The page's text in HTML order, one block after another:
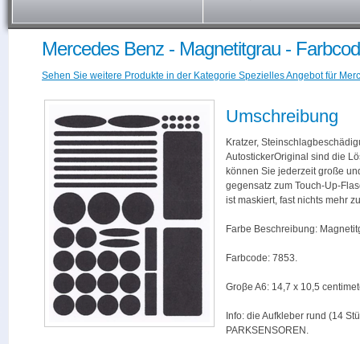
Mercedes Benz - Magnetitgrau -
Sehen Sie weitere Produkte in der Kategorie Spezielles Angebot für
Umschreibung
Kratzer,
AutostickerOriginal sind die
können Sie jederzeit große
gegensatz zum Touch-Up-
ist maskiert, fast nichts mehr
Farbe Beschreibung:
Farbcode: 7853.
Groβe A6: 14,7 x 10,5
Info: die Aufkleber rund (14
PARKSENSOREN.